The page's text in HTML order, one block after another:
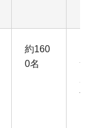
約160
0名